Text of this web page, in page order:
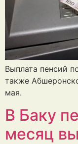
Выплата пенсий
также
мая.
В Баку
месяц